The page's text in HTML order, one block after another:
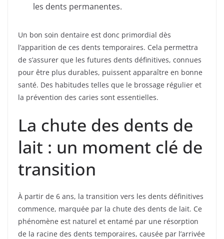
les dents permanentes.
Un bon soin dentaire est donc primordial dès
l’apparition de ces dents temporaires. Cela permettra
de s’assurer que les futures dents définitives, connues
pour être plus durables, puissent apparaître en bonne
santé. Des habitudes telles que le brossage régulier et
la prévention des caries sont essentielles.
La chute des dents de
lait : un moment clé de
transition
À partir de 6 ans, la transition vers les dents définitives
commence, marquée par la chute des dents de lait. Ce
phénomène est naturel et entamé par une résorption
de la racine des dents temporaires, causée par l’arrivée